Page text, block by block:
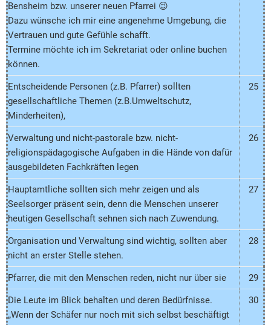
Bensheim bzw. unserer neuen Pfarrei 😉
Dazu wünsche ich mir eine angenehme Umgebung, die
Vertrauen und gute Gefühle schafft.
Termine möchte ich im Sekretariat oder online buchen
können.
Entscheidende Personen (z.B. Pfarrer) sollten
gesellschaftliche Themen (z.B.Umweltschutz,
Minderheiten),
25
Verwaltung und nicht-pastorale bzw. nicht-
religionspädagogische Aufgaben in die Hände von dafür
ausgebildeten Fachkräften legen
26
Hauptamtliche sollten sich mehr zeigen und als
Seelsorger präsent sein, denn die Menschen unserer
heutigen Gesellschaft sehnen sich nach Zuwendung.
27
Organisation und Verwaltung sind wichtig, sollten aber
nicht an erster Stelle stehen.
28
Pfarrer, die mit den Menschen reden, nicht nur über sie 29
Die Leute im Blick behalten und deren Bedürfnisse.
„Wenn der Schäfer nur noch mit sich selbst beschäftigt
30